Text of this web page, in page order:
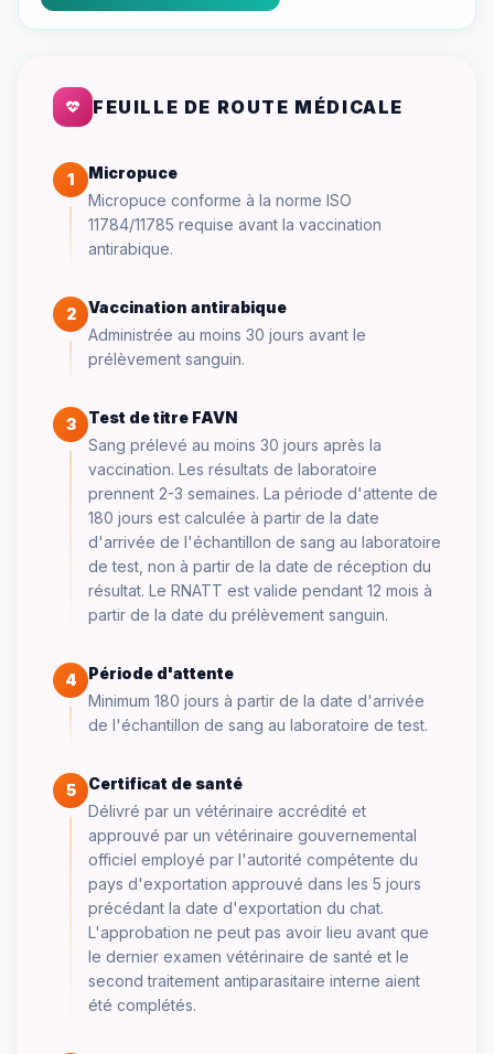
FEUILLE DE ROUTE MÉDICALE
1
Micropuce
Micropuce conforme à la norme ISO
11784/11785 requise avant la vaccination
antirabique.
2
Vaccination antirabique
Administrée au moins 30 jours avant le
prélèvement sanguin.
3
Test de titre FAVN
Sang prélevé au moins 30 jours après la
vaccination. Les résultats de laboratoire
prennent 2-3 semaines. La période d'attente de
180 jours est calculée à partir de la date
d'arrivée de l'échantillon de sang au laboratoire
de test, non à partir de la date de réception du
résultat. Le RNATT est valide pendant 12 mois à
partir de la date du prélèvement sanguin.
4
Période d'attente
Minimum 180 jours à partir de la date d'arrivée
de l'échantillon de sang au laboratoire de test.
5
Certificat de santé
Délivré par un vétérinaire accrédité et
approuvé par un vétérinaire gouvernemental
officiel employé par l'autorité compétente du
pays d'exportation approuvé dans les 5 jours
précédant la date d'exportation du chat.
L'approbation ne peut pas avoir lieu avant que
le dernier examen vétérinaire de santé et le
second traitement antiparasitaire interne aient
été complétés.